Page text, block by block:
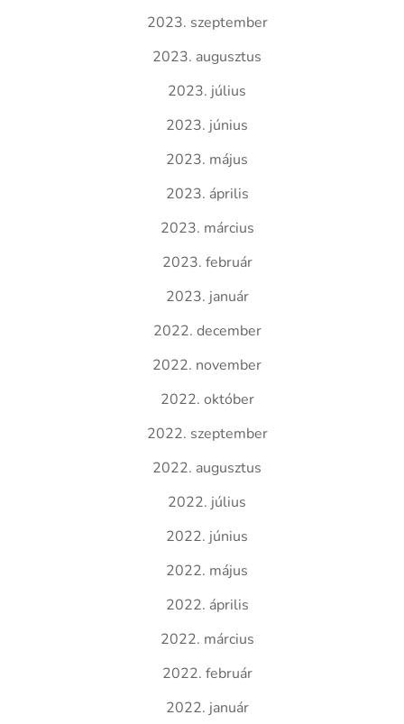
2023. szeptember
2023. augusztus
2023. július
2023. június
2023. május
2023. április
2023. március
2023. február
2023. január
2022. december
2022. november
2022. október
2022. szeptember
2022. augusztus
2022. július
2022. június
2022. május
2022. április
2022. március
2022. február
2022. január